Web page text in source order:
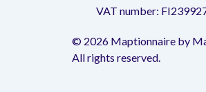
VAT number:
© 2026Maptionnaire by
All rights reserved.